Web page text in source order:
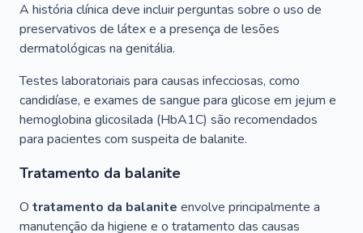
A história clínica deve incluir perguntas sobre o uso de
preservativos de látex e a presença de lesões
dermatológicas na genitália.
Testes laboratoriais para causas infecciosas, como
candidíase, e exames de sangue para glicose em jejum e
hemoglobina glicosilada (HbA1C) são recomendados
para pacientes com suspeita de balanite.
Tratamento da balanite
O tratamento da balanite envolve principalmente a
manutenção da higiene e o tratamento das causas